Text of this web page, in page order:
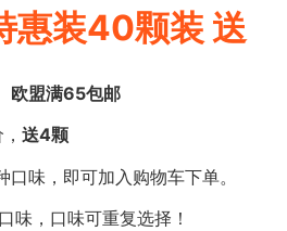
惠装40颗装 送
欧盟满65包邮
送4颗
味，即可加入购物车下单。
味，口味可重复选择！